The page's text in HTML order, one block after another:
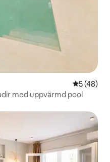
5 av 5 i
5 (48)
med uppvärmd pool